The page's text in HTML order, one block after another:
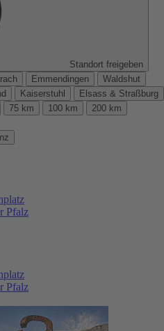
Standort freigeben
Emmendingen
Waldshut
Kaiserstuhl
Elsass & Straßburg
75 km 100 km
200 km
Pfalz
Pfalz